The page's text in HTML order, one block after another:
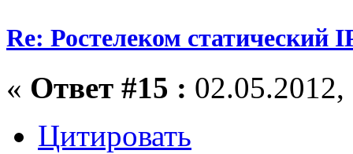
Re: Ростелеком статический
« Ответ #15 :
Цитировать